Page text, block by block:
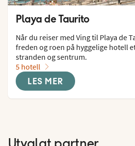
Playa de Taurito
Når du reiser med Ving til Playa de
freden og roen på hyggelige hotell
stranden og sentrum.
5 hotell
LES MER